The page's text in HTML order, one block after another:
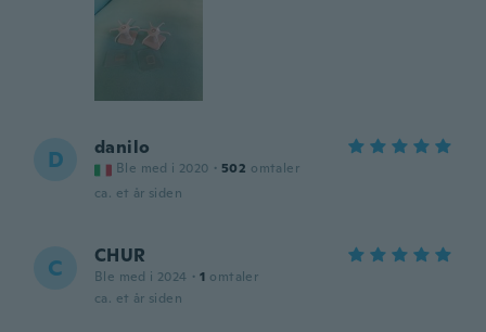
D danilo
Ble med i 2020 · 502 omtaler
ca. et år siden
C CHUR
Ble med i 2024 · 1 omtaler
ca. et år siden